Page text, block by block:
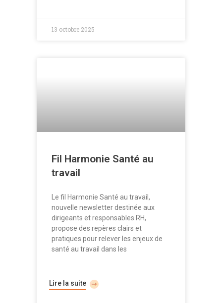
13 octobre 2025
Fil Harmonie Santé au
travail
Le fil Harmonie Santé au travail,
nouvelle newsletter destinée aux
dirigeants et responsables RH,
propose des repères clairs et
pratiques pour relever les enjeux de
santé au travail dans les
Lire la suite